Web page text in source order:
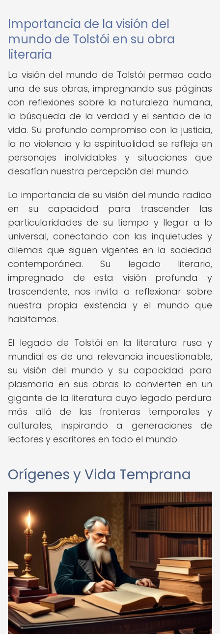
Importancia de la visión del
mundo de Tolstói en su obra
literaria
La visión del mundo de Tolstói permea cada
una de sus obras, impregnando sus páginas
con reflexiones sobre la naturaleza humana,
la búsqueda de la verdad y el sentido de la
vida. Su profundo compromiso con la justicia,
la no violencia y la espiritualidad se refleja en
personajes inolvidables y situaciones que
desafían nuestra percepción del mundo.
La importancia de su visión del mundo radica
en su capacidad para trascender las
particularidades de su tiempo y llegar a lo
universal, conectando con las inquietudes y
dilemas que siguen vigentes en la sociedad
contemporánea. Su legado literario,
impregnado de esta visión profunda y
trascendente, nos invita a reflexionar sobre
nuestra propia existencia y el mundo que
habitamos.
El legado de Tolstói en la literatura rusa y
mundial es de una relevancia incuestionable,
su visión del mundo y su capacidad para
plasmarla en sus obras lo convierten en un
gigante de la literatura cuyo legado perdura
más allá de las fronteras temporales y
culturales, inspirando a generaciones de
lectores y escritores en todo el mundo.
Orígenes y Vida Temprana